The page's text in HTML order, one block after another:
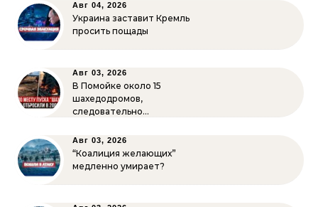
Авг 04, 2026
Украина заставит Кремль
просить пощады
Авг 03, 2026
В Помойке около 15
шахедодромов,
следовательно…
Авг 03, 2026
“Коалиция желающих”
медленно умирает?